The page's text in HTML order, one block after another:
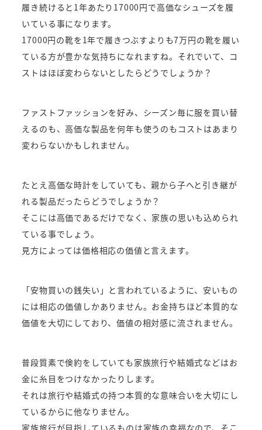
履き続けると1年あたり17000円で高価なシューズを履
いている事になります。
17000円の靴を1年で履きつぶすよりも7万円の靴を履い
ている方が豊かな気持ちになれますね。それでいて、コ
ストはほぼ変わらないとしたらどうでしょうか？
ファストファッションを好み、シーズン毎に服を買い替
えるのも、高価な製品を何年も使うのもコストはあまり
変わらないかもしれません。
たとえ高価な時計をしていても、親から子へと引き継が
れる製品だったらどうでしょうか？
そこには高価であるだけでなく、家族の思いも込められ
ている事でしょう。
見方によっては価格相応の価値と言えます。
「安物買いの銭失い」と言われているように、安いもの
には相応の価値しかありません。お金持ちほど本質的な
価値を大切にしており、価値の相対感に流されません。
普段質素で倹約をしていても家族旅行や結婚式などはお
金に糸目をつけなかったりします。
それは旅行や結婚式の持つ本質的な意味合いを大切にし
ているからに他なりません。
家族旅行が目指しているものは家族の幸福なので、そこ